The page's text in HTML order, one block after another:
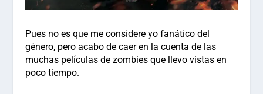
Pues no es que me considere yo fanático del
género, pero acabo de caer en la cuenta de las
muchas películas de zombies que llevo vistas en
poco tiempo.